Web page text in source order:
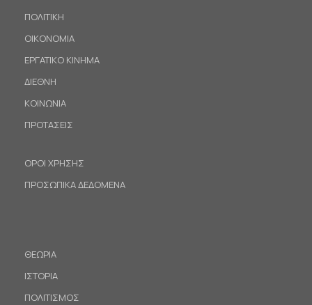
ΠΟΛΙΤΙΚΗ
ΟΙΚΟΝΟΜΙΑ
ΕΡΓΑΤΙΚΟ ΚΙΝΗΜΑ
ΔΙΕΘΝΗ
ΚΟΙΝΩΝΙΑ
ΠΡΟΤΑΣΕΙΣ
ΟΡΟΙ ΧΡΗΣΗΣ
ΠΡΟΣΩΠΙΚΑ ΔΕΔΟΜΕΝΑ
ΘΕΩΡΙΑ
ΙΣΤΟΡΙΑ
ΠΟΛΙΤΙΣΜΟΣ